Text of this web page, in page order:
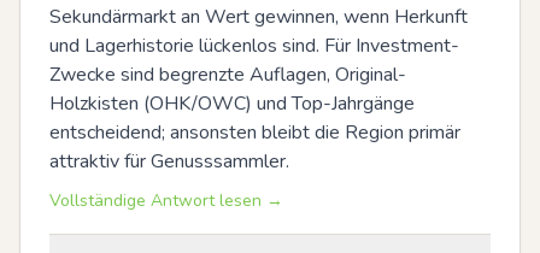
Sekundärmarkt an Wert gewinnen, wenn Herkunft
und Lagerhistorie lückenlos sind. Für Investment-
Zwecke sind begrenzte Auflagen, Original-
Holzkisten (OHK/OWC) und Top-Jahrgänge
entscheidend; ansonsten bleibt die Region primär
attraktiv für Genusssammler.
Vollständige Antwort lesen →